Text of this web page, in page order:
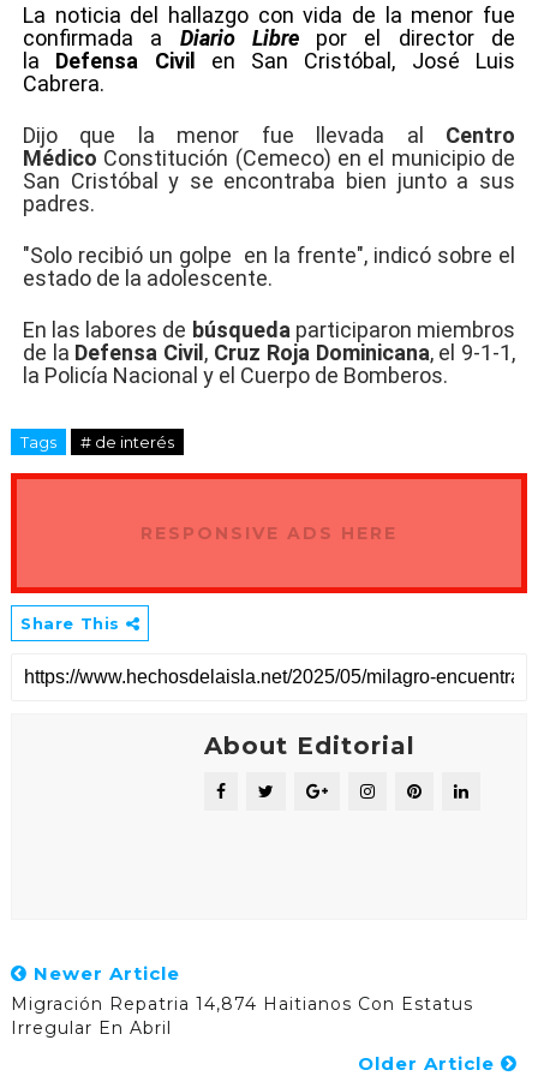
La noticia del hallazgo con vida de la menor fue
confirmada a Diario Librepor el director de
la Defensa Civil en San Cristóbal, José Luis
Cabrera.
Dijo que la menor fue llevada al Centro
Médico Constitución (Cemeco) en el municipio de
San Cristóbal y se encontraba bien junto a sus
padres.
"Solo recibió un golpe en la frente", indicó sobre el
estado de la adolescente.
En las labores de búsqueda participaron miembros
de la Defensa Civil, Cruz Roja Dominicana, el 9-1-1,
la Policía Nacional y el Cuerpo de Bomberos.
Tags # de interés
RESPONSIVE ADS HERE
Share This
About Editorial
Newer Article
Migración Repatria 14,874 Haitianos Con Estatus
Irregular En Abril
Older Article